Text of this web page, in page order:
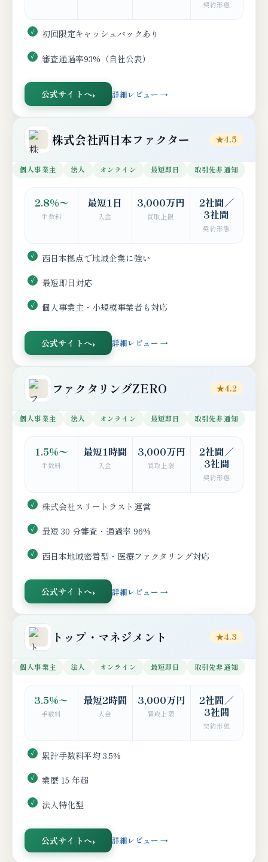
契約形態
初回限定キャッシュバックあり
審査通過率93%（自社公表）
公式サイトへ 詳細レビュー →
株式会社西日本ファクター ★4.5
個人事業主 法人 オンライン 最短即日 取引先非通知
2.8%〜
手数料
最短1日
入金
3,000万円
買取上限
2社間／
3社間
契約形態
西日本拠点で地域企業に強い
最短即日対応
個人事業主・小規模事業者も対応
公式サイトへ 詳細レビュー →
ファクタリングZERO ★4.2
個人事業主 法人 オンライン 最短即日 取引先非通知
1.5%〜
手数料
最短1時間
入金
3,000万円
買取上限
2社間／
3社間
契約形態
株式会社スリートラスト運営
最短 30 分審査・通過率 96%
西日本地域密着型・医療ファクタリング対応
公式サイトへ 詳細レビュー →
トップ・マネジメント ★4.3
個人事業主 法人 オンライン 最短即日 取引先非通知
3.5%〜
手数料
最短2時間
入金
3,000万円
買取上限
2社間／
3社間
契約形態
累計手数料平均 3.5%
業歴 15 年超
法人特化型
公式サイトへ 詳細レビュー →